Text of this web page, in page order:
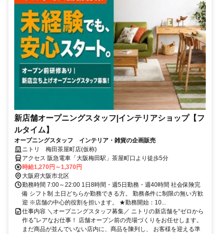
新店舗オープニングスタッフ|インテリアショップ【フ
ルタイム】
オープニングスタッフ インテリア・雑貨の企画販売
ニトリ 梅田茶屋町店(仮称)
アクセス 阪急電車「大阪梅田駅」茶屋町口より徒歩5分
時給1,270円～1,370円
大阪府大阪市北区
勤務時間 7:00～22:00 1日8時間・週5日勤務・週40時間 社会保険完
備 シフト制 土日どちらか勤務できる方。 勤務条件に制限の無い方歓
迎 ※店舗の中心的役割を担います。 ★勤務開始：10...
仕事内容 ＼オープニングスタッフ募集／ ニトリの新店舗を“ゼロから
作る”レアなお仕事！ 店舗オープン前の売場づくりをお任せします。
まだ商品が並んでいない店内に、商品を陳列し、 お客様を迎える準